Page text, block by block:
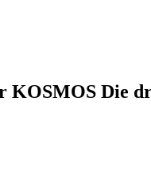
KOSMOS Die